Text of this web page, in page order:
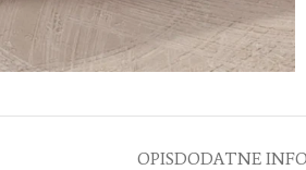
OPISDODATNE